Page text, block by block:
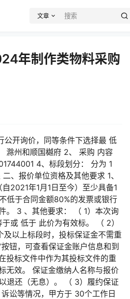
文章
年制作类物料采购
开询价，同等条件下选择最 低
滁州和顺国樾府 2、 采购 内容
4、标段划分： 分为 1
、报价单位资格及其他要求 1、
2021年1月1日至今）至少具备1
低于合同金额80%的发票或银行
。 3 、其他要求： （ 1）本次询
或 低于 此价为有效标。 （ 2）
以上标段时，投标保证金不需重
钮，可查看保证金账户信息和到
投标文件中作为其投标文件的重
无效。 保证金缴纳人名称与报价
退还（无息）。 （ 3）履约保证
讼等情况，甲方于 30个工作日